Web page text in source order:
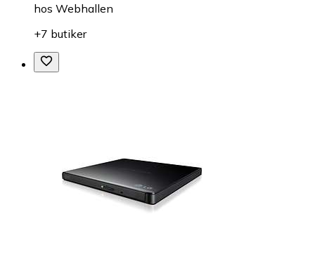
hos Webhallen
+7 butiker